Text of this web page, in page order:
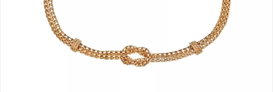
Браслеты